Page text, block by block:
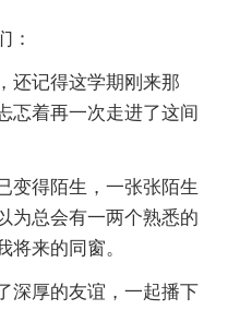
：
还记得这学期刚来那
忑着再一次走进了这间
变得陌生，一张张陌生
为总会有一两个熟悉的
将来的同窗。
深厚的友谊，一起播下